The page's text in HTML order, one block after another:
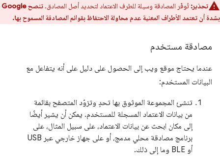
تحذير: تُوفّر المصادقة وسيلة للطرف الاعتماد لتحديد أصل المصادق.
تنصح Google
بشدة أن تعتمد الأطراف المعنية عدم محاولة الاحتفاظ بقوائم المصادقة المسموح بها.
مصادقة مستخدم
عندما يحتاج موقع ويب إلى الحصول على دليل على أنه يتفاعل مع
البيانات المستخدم:
تنشئ المجموعة الموثوق بها تحدٍ وتزوّد المتصفح بقائمة
من بيانات الاعتماد المسجلة للمستخدم. يمكن أن يشير أيضًا
إلى مكان ابحث عن بيانات الاعتماد، على سبيل المثال، على
برنامج مصادقة محلي مدمج، أو على جهاز خارجي عبر USB
أو BLE وما إلى ذلك.